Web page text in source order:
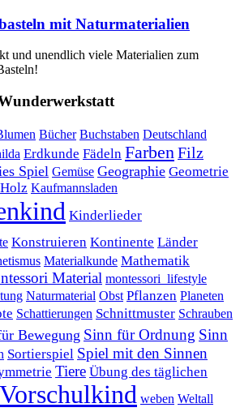
mit Naturmaterialien
und unendlich viele Materialien zum
Bücher Buchstaben Deutschland
Erdkunde Fädeln Farben Filz
Spiel Gemüse Geographie Geometrie
Holz Kaufmannsladen
Kinderlieder
Konstruieren Kontinente Länder
Materialkunde Mathematik
Material montessori_lifestyle
Naturmaterial Obst Pflanzen Planeten
Schattierungen Schnittmuster Schrauben
Bewegung Sinn für Ordnung Sinn
Sortierspiel Spiel mit den Sinnen
Tiere Übung des täglichen
Vorschulkind weben Weltall